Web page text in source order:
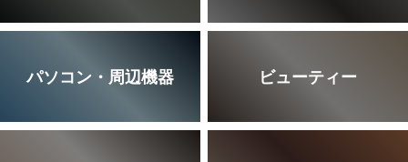
パソコン・周辺機器 ビューティー